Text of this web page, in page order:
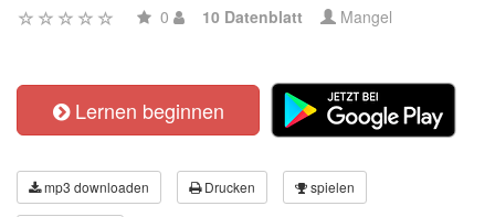
0 10 Datenblatt Mangel
Lernen beginnen
mp3 downloaden Drucken spielen